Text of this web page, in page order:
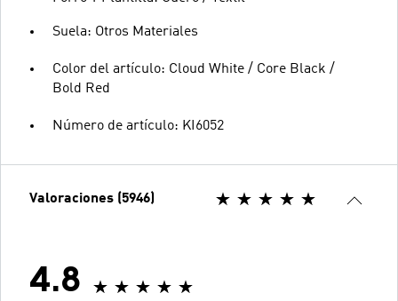
Suela: Otros Materiales
Color del artículo: Cloud White / Core Black /
Bold Red
Número de artículo: KI6052
Valoraciones (5946)
4.8